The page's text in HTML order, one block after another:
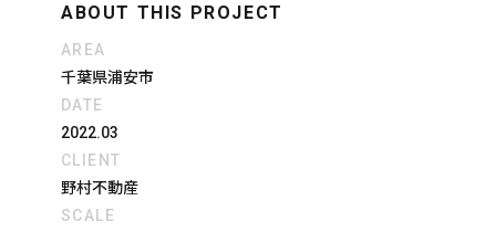
ABOUT THIS PROJECT
AREA
千葉県浦安市
DATE
2022.03
CLIENT
野村不動産
SCALE